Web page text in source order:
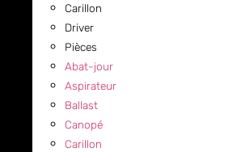
Carillon
Driver
Pièces
Abat-jour
Aspirateur
Ballast
Canopé
Carillon